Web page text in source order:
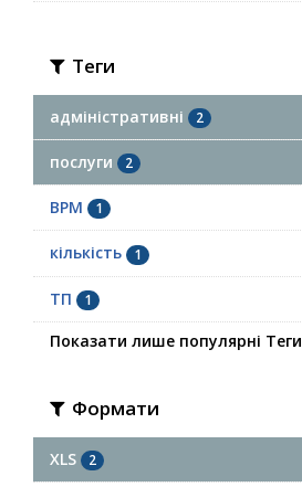
Теги
адміністративні 2
послуги 2
ВРМ 1
кількість 1
ТП 1
Показати лише популярні Теги
Формати
XLS 2